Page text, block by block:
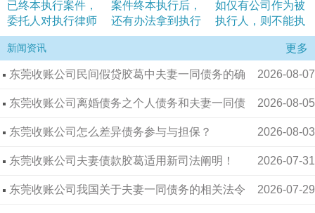
已终本执行案件，
委托人对执行律师
的期望是
案件终本执行后，
还有办法拿到执行
款吗？
如仅有公司作为被
执行人，则不能执
行公司“
新闻资讯 更多
2026-08-07
东莞收账公司​民间假贷胶葛中夫妻一同债务的确
认 2026-08-05
东莞收账公司​离婚债务之个人债务和夫妻一同债
务如何差异？ 2026-08-03
东莞收账公司​怎么差异债务参与与担保？
2026-07-31
东莞收账公司​夫妻债款胶葛适用新司法阐明！
2026-07-29
东莞收账公司​我国关于夫妻一同债务的相关法令